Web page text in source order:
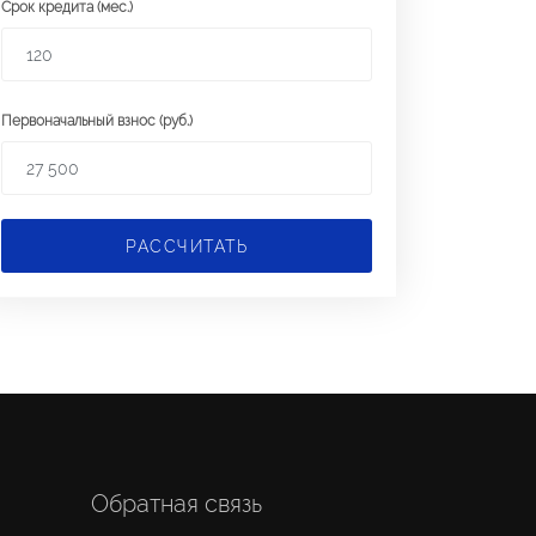
Срок кредита (мес.)
Первоначальный взнос (руб.)
РАССЧИТАТЬ
Обратная связь